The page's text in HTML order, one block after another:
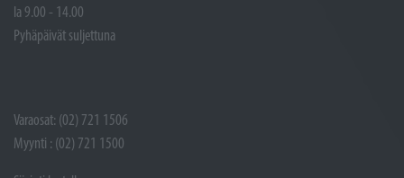
la 9.00 - 14.00
Pyhäpäivät suljettuna
Varaosat: (02) 721 1506
Myynti : (02) 721 1500